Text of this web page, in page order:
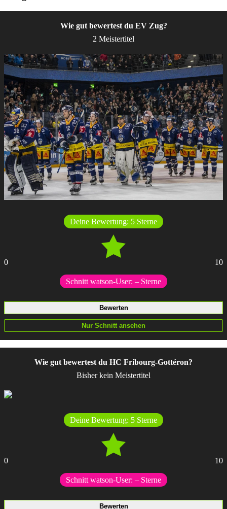
Wie gut bewertest du EV Zug?
2 Meistertitel
Deine Bewertung: 5 Sterne
0 10
Schnitt watson-User: – Sterne
Wie gut bewertest du HC Fribourg-Gottéron?
Bisher kein Meistertitel
Deine Bewertung: 5 Sterne
0 10
Schnitt watson-User: – Sterne